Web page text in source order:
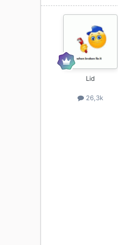
Lid
26,3k